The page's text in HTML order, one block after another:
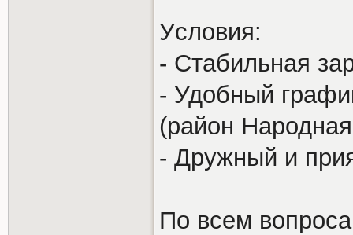
Уcловия:
- Стабильная
- Удобный
(район
- Дружный и
По всем